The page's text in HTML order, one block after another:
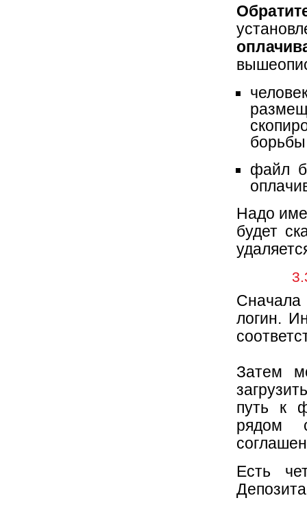
файл
Надо
будет
Сначала
логин.
Затем
путь к
рядом
Есть